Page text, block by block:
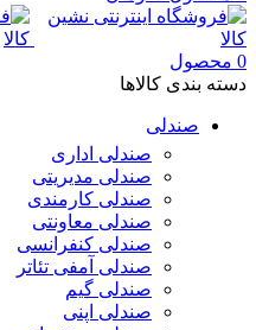
0 محصول
دسته بندی کالاها
صندلی
صندلی اداری
صندلی مدیریتی
صندلی کارمندی
صندلی معاونتی
صندلی کنفرانسی
صندلی آمفی تئاتر
صندلی گیم
صندلی اپنی